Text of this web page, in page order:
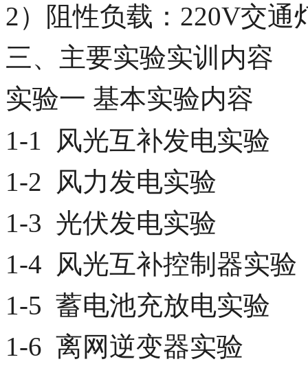
2）阻性负载：220V交通
三、主要实验实训内容
实验一 基本实验内容
1-1 风光互补发电实验
1-2 风力发电实验
1-3 光伏发电实验
1-4 风光互补控制器实验
1-5 蓄电池充放电实验
1-6 离网逆变器实验